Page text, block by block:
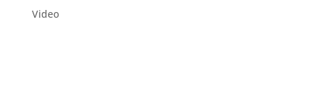
Video